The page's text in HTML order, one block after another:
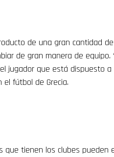
de una gran cantidad
de gran manera de
jugador que está dispuesto
fútbol de Grecia.
que tienen los clubes